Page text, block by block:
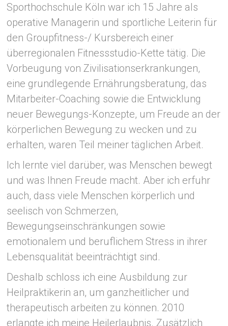
Sporthochschule Köln war ich 15 Jahre als
operative Managerin und sportliche Leiterin für
den Groupfitness-/ Kursbereich einer
überregionalen Fitnessstudio-Kette tätig. Die
Vorbeugung von Zivilisationserkrankungen,
eine grundlegende Ernährungsberatung, das
Mitarbeiter-Coaching sowie die Entwicklung
neuer Bewegungs-Konzepte, um Freude an der
körperlichen Bewegung zu wecken und zu
erhalten, waren Teil meiner täglichen Arbeit.
Ich lernte viel darüber, was Menschen bewegt
und was Ihnen Freude macht. Aber ich erfuhr
auch, dass viele Menschen körperlich und
seelisch von Schmerzen,
Bewegungseinschränkungen sowie
emotionalem und beruflichem Stress in ihrer
Lebensqualität beeinträchtigt sind.
Deshalb schloss ich eine Ausbildung zur
Heilpraktikerin an, um ganzheitlicher und
therapeutisch arbeiten zu können. 2010
erlangte ich meine Heilerlaubnis. Zusätzlich